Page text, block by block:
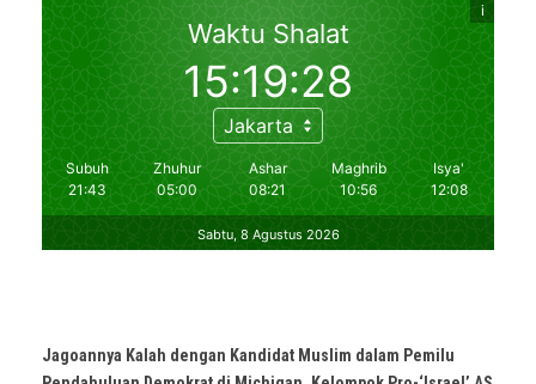
Jagoannya Kalah dengan Kandidat Muslim dalam Pemilu